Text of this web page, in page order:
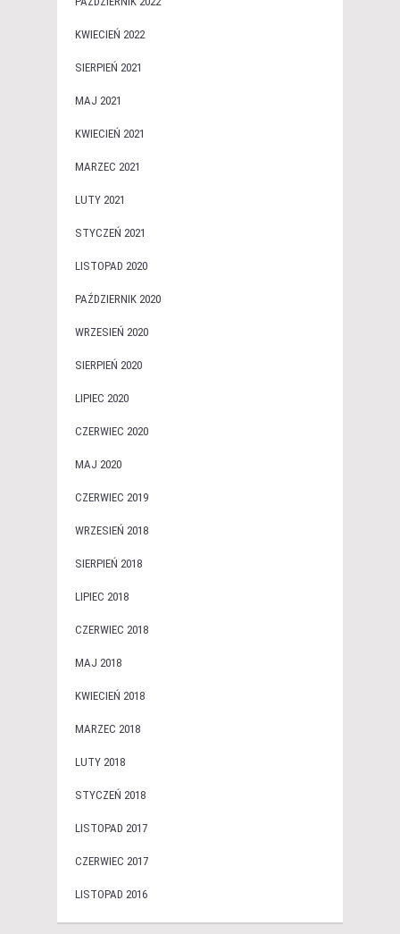
KWIECIEŃ 2022
SIERPIEŃ 2021
MAJ 2021
KWIECIEŃ 2021
MARZEC 2021
LUTY 2021
STYCZEŃ 2021
LISTOPAD 2020
PAŹDZIERNIK 2020
WRZESIEŃ 2020
SIERPIEŃ 2020
LIPIEC 2020
CZERWIEC 2020
MAJ 2020
CZERWIEC 2019
WRZESIEŃ 2018
SIERPIEŃ 2018
LIPIEC 2018
CZERWIEC 2018
MAJ 2018
KWIECIEŃ 2018
MARZEC 2018
LUTY 2018
STYCZEŃ 2018
LISTOPAD 2017
CZERWIEC 2017
LISTOPAD 2016